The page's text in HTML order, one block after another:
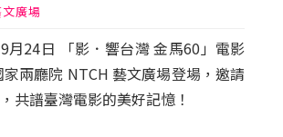
廣場
月24日 「影．響台灣 金馬60」電影
兩廳院 NTCH 藝文廣場登場，邀請
共譜臺灣電影的美好記憶！